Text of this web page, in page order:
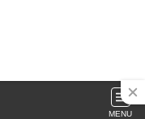
MENU